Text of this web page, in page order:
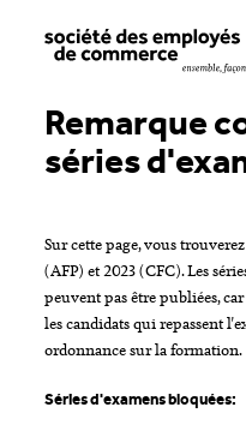
Remarque
séries
Sur cette page, vous
(AFP) et 2023 (CFC). Les
peuvent pas être publiées,
les candidats qui repassent
ordonnance sur la formation.
Séries d'examens bloquées: